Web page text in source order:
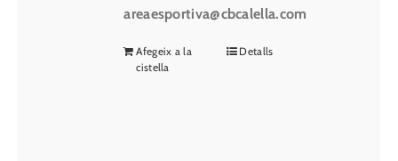
areaesportiva@cbcalella.com
Afegeix a la
cistella
Detalls